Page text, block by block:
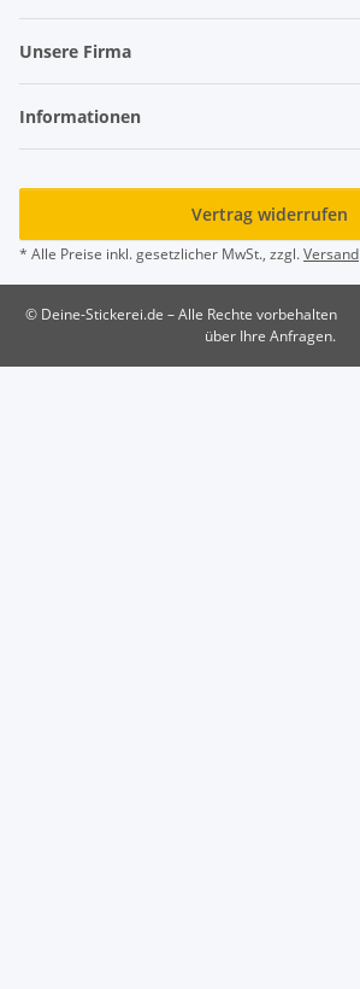
Unsere Firma
Informationen
Vertrag widerrufen
* Alle Preise inkl. gesetzlicher MwSt., zzgl.Versand
© Deine-Stickerei.de – Alle Rechte vorbehalten
über Ihre Anfragen.